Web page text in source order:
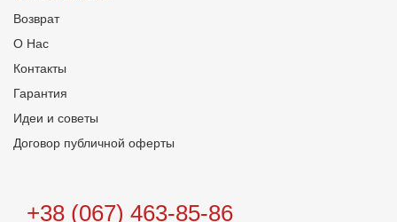
Возврат
О Нас
Контакты
Гарантия
Идеи и советы
Договор публичной оферты
+38 (067) 463-85-86